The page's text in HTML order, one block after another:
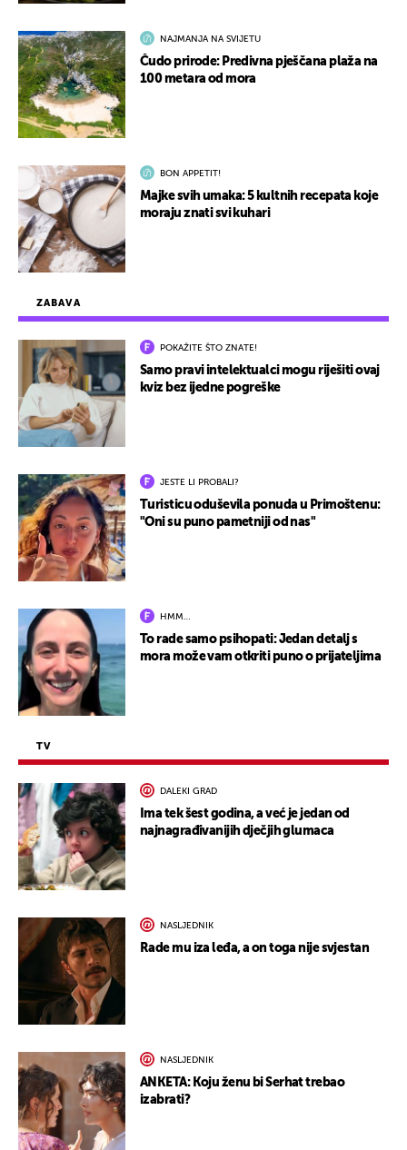
ZABAVA
POKAŽITE ŠTO ZNATE!
Samo pravi intelektualci mogu riješiti ovaj
kviz bez ijedne pogreške
JESTE LI PROBALI?
Turisticu oduševila ponuda u Primoštenu:
"Oni su puno pametniji od nas"
HMM…
To rade samo psihopati: Jedan detalj s
mora može vam otkriti puno o prijateljima
TV
DALEKI GRAD
Ima tek šest godina, a već je jedan od
najnagrađivanijih dječjih glumaca
NASLJEDNIK
Rade mu iza leđa, a on toga nije svjestan
NASLJEDNIK
ANKETA: Koju ženu bi Serhat trebao
izabrati?
NAJMANJA NA SVIJETU
Čudo prirode: Predivna pješčana plaža na
100 metara od mora
BON APPETIT!
Majke svih umaka: 5 kultnih recepata koje
moraju znati svi kuhari